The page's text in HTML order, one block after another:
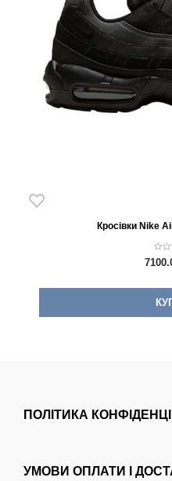
Кросівки Nike
0
o
o
5
ПОЛІТИКА
УМОВИ ОПЛАТИ І